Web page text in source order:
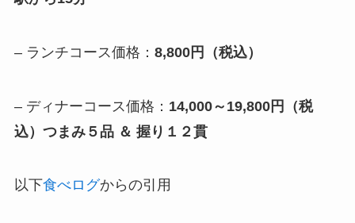
– ランチコース価格： 8,800円（税込）
– ディナーコース価格： 14,000～19,800円（税
込）つまみ５品 ＆ 握り１２貫
以下食べログからの引用